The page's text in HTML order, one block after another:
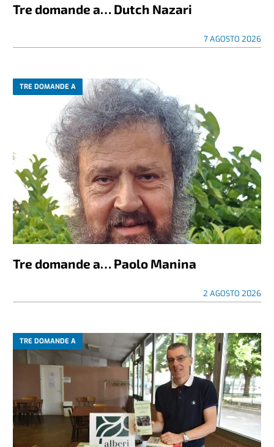
Tre domande a… Dutch Nazari
7 AGOSTO 2026
TRE DOMANDE A
Tre domande a… Paolo Manina
2 AGOSTO 2026
TRE DOMANDE A